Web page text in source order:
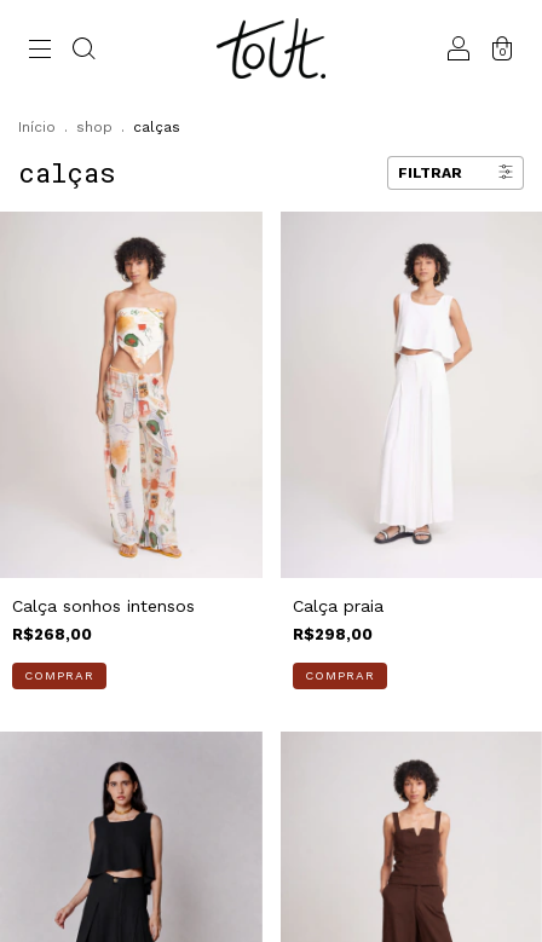
0
Início . shop . calças
calças FILTRAR
Calça sonhos intensos
R$268,00
COMPRAR
Calça praia
R$298,00
COMPRAR